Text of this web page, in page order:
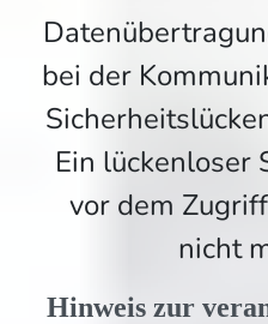
bei der
Ein lückenloser
vor dem
nicht
Hinweis zur